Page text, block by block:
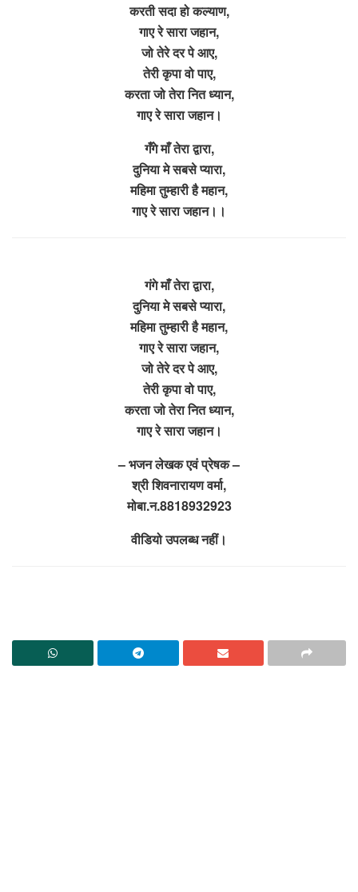
करती सदा हो कल्याण,
गाए रे सारा जहान,
जो तेरे दर पे आए,
तेरी कृपा वो पाए,
करता जो तेरा नित ध्यान,
गाए रे सारा जहान।
गँगे माँ तेरा द्वारा,
दुनिया मे सबसे प्यारा,
महिमा तुम्हारी है महान,
गाए रे सारा जहान।।
गंगे माँ तेरा द्वारा,
दुनिया मे सबसे प्यारा,
महिमा तुम्हारी है महान,
गाए रे सारा जहान,
जो तेरे दर पे आए,
तेरी कृपा वो पाए,
करता जो तेरा नित ध्यान,
गाए रे सारा जहान।
– भजन लेखक एवं प्रेषक –
श्री शिवनारायण वर्मा,
मोबा.न.8818932923
वीडियो उपलब्ध नहीं।